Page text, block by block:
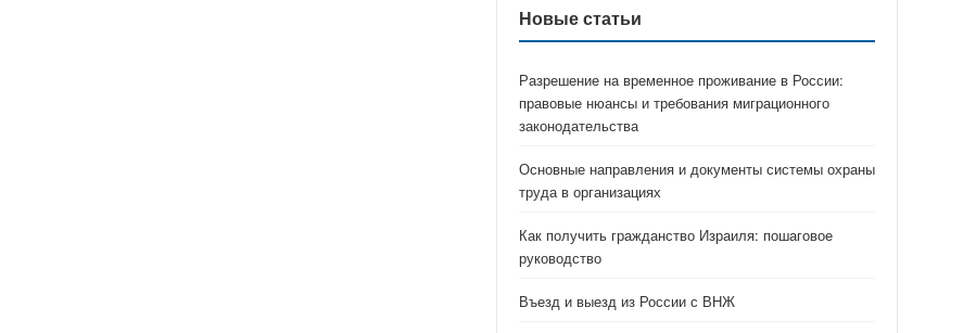
Новые статьи
Разрешение на временное проживание в России:
правовые нюансы и требования миграционного
законодательства
Основные направления и документы системы охраны
труда в организациях
Как получить гражданство Израиля: пошаговое
руководство
Въезд и выезд из России с ВНЖ